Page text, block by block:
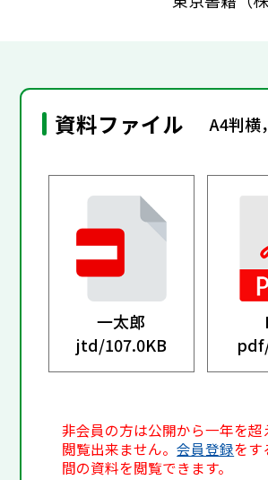
資料ファイル A4判横
一太郎
jtd/107.0KB
非会員の方は公開から一年を超
閲覧出来ません。会員登録をす
間の資料を閲覧できます。